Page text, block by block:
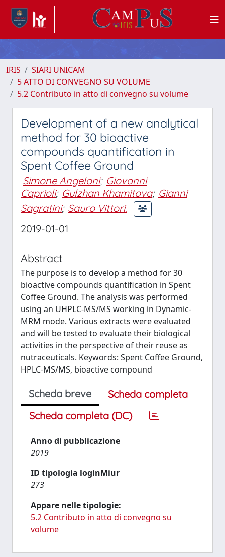
IRIS
SIARI UNICAM
5 ATTO DI CONVEGNO SU VOLUME
5.2 Contributo in atto di convegno su volume
Development of a new analytical
method for 30 bioactive
compounds quantification in
Spent Coffee Ground
Simone Angeloni; Giovanni
Caprioli; Gulzhan Khamitova; Gianni
Sagratini; Sauro Vittori.
2019-01-01
Abstract
The purpose is to develop a method for 30
bioactive compounds quantification in Spent
Coffee Ground. The analysis was performed
using an UHPLC-MS/MS working in Dynamic-
MRM mode. Various extracts were evaluated
and will be tested to evaluate their biological
activities in the perspective of their reuse as
nutraceuticals. Keywords: Spent Coffee Ground,
HPLC-MS/MS, bioactive compound
Scheda breve
Scheda completa
Scheda completa (DC)
Anno di pubblicazione
2019
ID tipologia loginMiur
273
Appare nelle tipologie:
5.2 Contributo in atto di convegno su
volume